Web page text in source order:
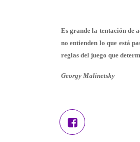
Es grande la tentación de
no entienden lo que está
reglas del juego que
Georgy Malinetsky